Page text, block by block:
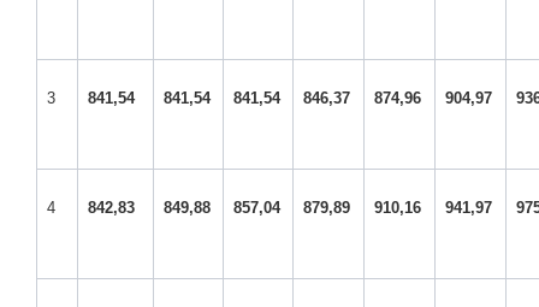
3 841,54 841,54 841,54 846,37 874,96 904,97
4 842,83 849,88 857,04 879,89 910,16 941,97